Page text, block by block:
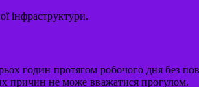
інфраструктури.
годин протягом робочого дня без
причин не може вважатися прогулом.